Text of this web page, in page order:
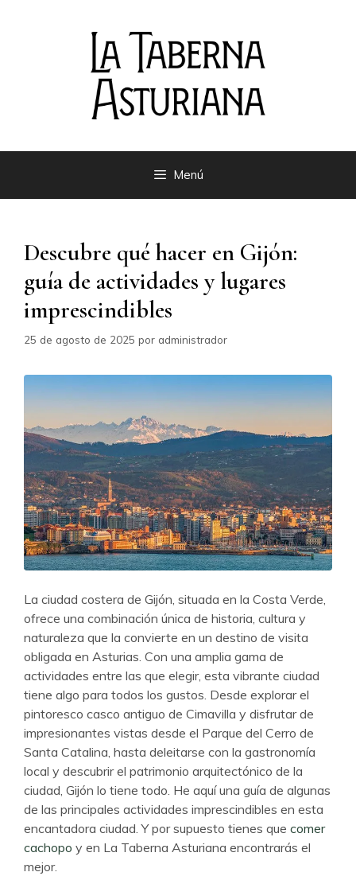
Menú
Descubre qué hacer en Gijón:
guía de actividades y lugares
imprescindibles
25 de agosto de 2025 por administrador
La ciudad costera de Gijón, situada en la Costa Verde,
ofrece una combinación única de historia, cultura y
naturaleza que la convierte en un destino de visita
obligada en Asturias. Con una amplia gama de
actividades entre las que elegir, esta vibrante ciudad
tiene algo para todos los gustos. Desde explorar el
pintoresco casco antiguo de Cimavilla y disfrutar de
impresionantes vistas desde el Parque del Cerro de
Santa Catalina, hasta deleitarse con la gastronomía
local y descubrir el patrimonio arquitectónico de la
ciudad, Gijón lo tiene todo. He aquí una guía de algunas
de las principales actividades imprescindibles en esta
encantadora ciudad. Y por supuesto tienes que comer
cachopo y en La Taberna Asturiana encontrarás el
mejor.